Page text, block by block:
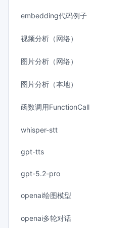
embedding代码例子
视频分析（网络）
图片分析（网络）
图片分析（本地）
函数调用FunctionCall
whisper-stt
gpt-tts
gpt-5.2-pro
openai绘图模型
openai多轮对话